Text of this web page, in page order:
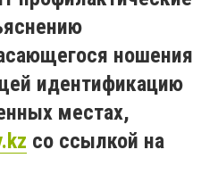
ношения
идентификацию
местах,
со ссылкой на